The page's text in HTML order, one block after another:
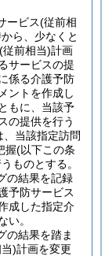
ービス(従前相
ら、少なくと
(従前相当)計画
サービスの提
係る介護予防
ントを作成し
もに、当該予
の提供を行う
当該指定訪問
握(以下この条
ものとする。
の結果を記録
予防サービス
成した指定介
い。
の結果を踏ま
)計画を変更